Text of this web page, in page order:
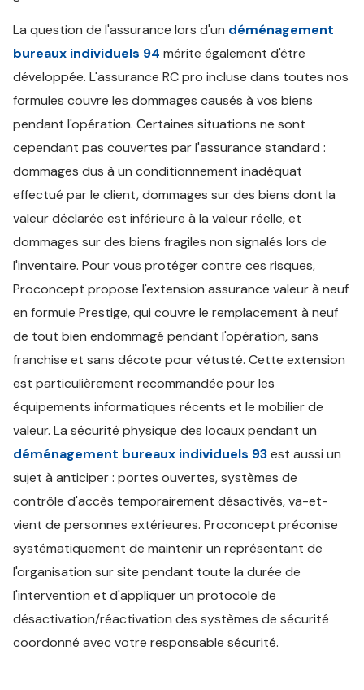
La question de l'assurance lors d'un déménagement
bureaux individuels 94 mérite également d'être
développée. L'assurance RC pro incluse dans toutes nos
formules couvre les dommages causés à vos biens
pendant l'opération. Certaines situations ne sont
cependant pas couvertes par l'assurance standard :
dommages dus à un conditionnement inadéquat
effectué par le client, dommages sur des biens dont la
valeur déclarée est inférieure à la valeur réelle, et
dommages sur des biens fragiles non signalés lors de
l'inventaire. Pour vous protéger contre ces risques,
Proconcept propose l'extension assurance valeur à neuf
en formule Prestige, qui couvre le remplacement à neuf
de tout bien endommagé pendant l'opération, sans
franchise et sans décote pour vétusté. Cette extension
est particulièrement recommandée pour les
équipements informatiques récents et le mobilier de
valeur. La sécurité physique des locaux pendant un
déménagement bureaux individuels 93est aussi un
sujet à anticiper : portes ouvertes, systèmes de
contrôle d'accès temporairement désactivés, va-et-
vient de personnes extérieures. Proconcept préconise
systématiquement de maintenir un représentant de
l'organisation sur site pendant toute la durée de
l'intervention et d'appliquer un protocole de
désactivation/réactivation des systèmes de sécurité
coordonné avec votre responsable sécurité.